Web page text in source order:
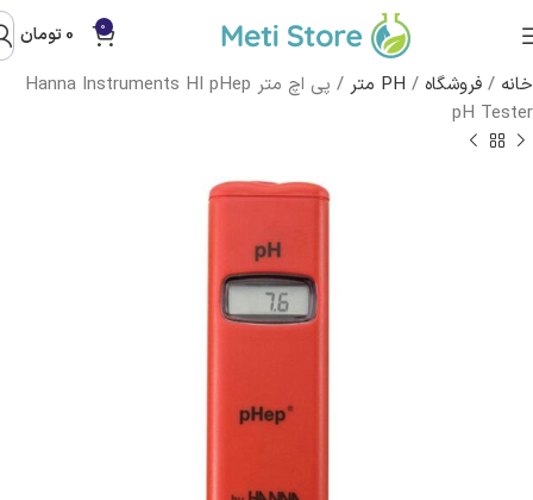
0
0تومان
خانه / فروشگاه / PH متر /
پی اچ متر Hanna Instruments HI pHep
pH Tester